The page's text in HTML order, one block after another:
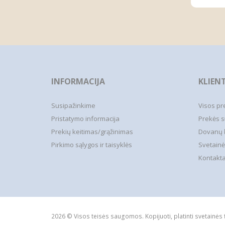
INFORMACIJA
Susipažinkime
Pristatymo informacija
Prekių keitimas/grąžinimas
Pirkimo sąlygos ir taisyklės
Visos
Prekės
Dovanų
2026 © Visos teisės saugomos. Kopijuoti, platinti